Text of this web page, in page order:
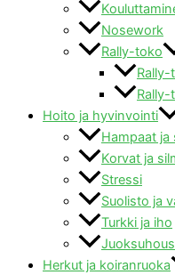
Nosework
Rally-toko
Hoito ja hyvinvointi
Hampaat ja
Korvat ja
Stressi
Suolisto ja
Turkki ja iho
Herkut ja koiranruoka